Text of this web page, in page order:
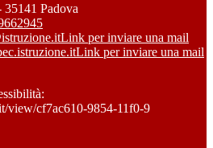
Padova
Link per inviare una mail
Link per inviare una mail
view/cf7ac610-9854-11f0-9